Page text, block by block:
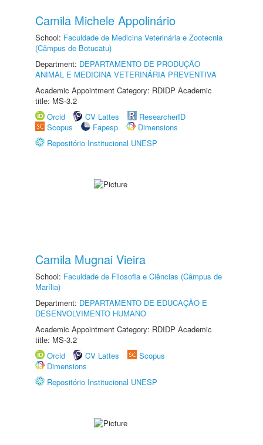
Camila Michele Appolinário
School: Faculdade de Medicina Veterinária e Zootecnia
(Câmpus de Botucatu)
Department: DEPARTAMENTO DE PRODUÇÃO
ANIMAL E MEDICINA VETERINÁRIA PREVENTIVA
Academic Appointment Category: RDIDP Academic
title: MS-3.2
Orcid
CV Lattes
ResearcherID
Scopus
Fapesp
Dimensions
Repositório Institucional UNESP
Camila Mugnai Vieira
School: Faculdade de Filosofia e Ciências (Câmpus de
Marília)
Department: DEPARTAMENTO DE EDUCAÇÃO E
DESENVOLVIMENTO HUMANO
Academic Appointment Category: RDIDP Academic
title: MS-3.2
Orcid
CV Lattes
Scopus
Dimensions
Repositório Institucional UNESP